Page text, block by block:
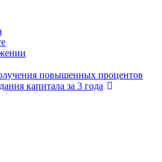
повышенных процентов
капитала за 3 года